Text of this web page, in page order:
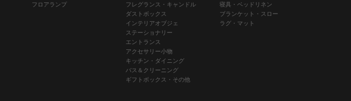
フロアランプ
フレグランス・キャンドル
ダストボックス
インテリアオブジェ
ステーショナリー
エントランス
アクセサリー小物
キッチン・ダイニング
バス＆クリーニング
ギフトボックス・その他
寝具・ベッドリネン
ブランケット・スロー
ラグ・マット